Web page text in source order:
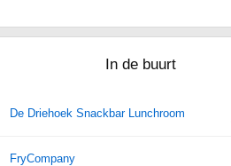
In de buurt
De Driehoek Snackbar Lunchroom
FryCompany